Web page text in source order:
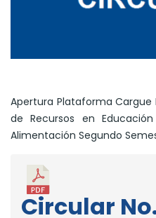
Apertura Plataforma
de Recursos en
Alimentación Segundo
Circular